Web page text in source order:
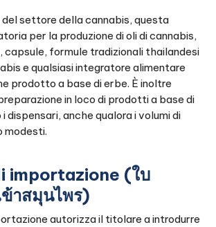
settore della cannabis, questa
per la produzione di oli di cannabis,
capsule, formule tradizionali thailandesi
e qualsiasi integratore alimentare
prodotto a base di erbe. È inoltre
in loco di prodotti a base di
dispensari, anche qualora i volumi di
modesti.
importazione (ใบ
าสมุนไพร)
autorizza il titolare a introdurre